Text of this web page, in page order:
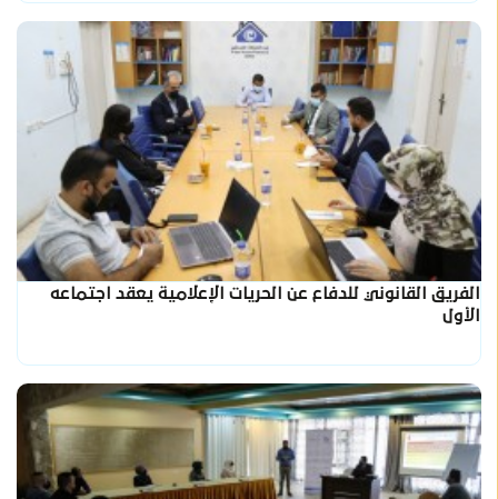
الفريق القانوني للدفاع عن الحريات الإعلامية يعقد اجتماعه
الأول